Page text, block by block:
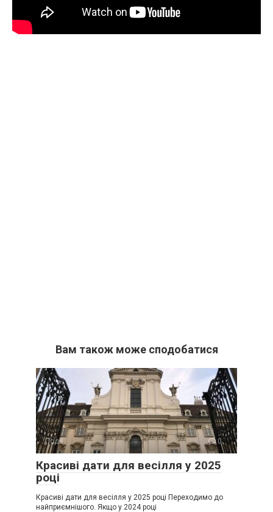
Вам також може сподобатися
Події 0
Красиві дати для весілля у 2025
році
Красиві дати для весілля у 2025 році Переходимо до
найприємнішого. Якщо у 2024 році